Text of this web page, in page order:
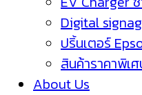
Digital
ปริ้นเตอร์
สินค้าราคาพิเ
About Us